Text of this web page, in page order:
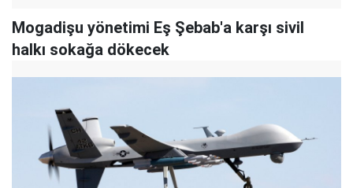
Mogadişu yönetimi Eş Şebab'a karşı sivil
halkı sokağa dökecek